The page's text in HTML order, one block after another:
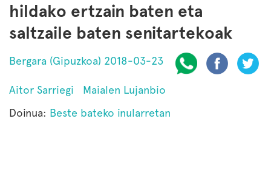
hildako ertzain baten eta
saltzaile baten senitartekoak
Bergara (Gipuzkoa) 2018-03-23
Aitor Sarriegi
Maialen Lujanbio
Doinua: Beste bateko inularretan